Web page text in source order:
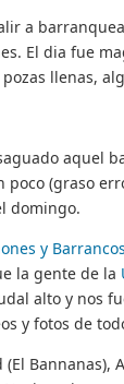
a
El dia fue
llenas,
aquel
poco (graso
domingo.
y Barrancos
la gente de la
alto y nos
y fotos de
Bannanas),